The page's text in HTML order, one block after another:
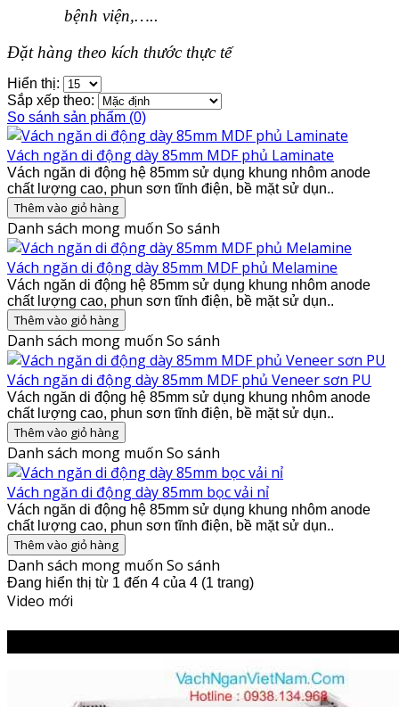
bệnh viện,…..
Đặt hàng theo kích thước thực tế
Hiển thị:
Sắp xếp theo:
So sánh sản phẩm (0)
Vách ngăn di động dày 85mm MDF phủ Laminate
Vách ngăn di động hệ 85mm sử dụng khung nhôm anode
chất lượng cao, phun sơn tĩnh điện, bề mặt sử dụn..
Thêm vào giỏ hàng
Danh sách mong muốn So sánh
Vách ngăn di động dày 85mm MDF phủ Melamine
Vách ngăn di động hệ 85mm sử dụng khung nhôm anode
chất lượng cao, phun sơn tĩnh điện, bề mặt sử dụn..
Thêm vào giỏ hàng
Danh sách mong muốn So sánh
Vách ngăn di động dày 85mm MDF phủ Veneer sơn PU
Vách ngăn di động hệ 85mm sử dụng khung nhôm anode
chất lượng cao, phun sơn tĩnh điện, bề mặt sử dụn..
Thêm vào giỏ hàng
Danh sách mong muốn So sánh
Vách ngăn di động dày 85mm bọc vải nỉ
Vách ngăn di động hệ 85mm sử dụng khung nhôm anode
chất lượng cao, phun sơn tĩnh điện, bề mặt sử dụn..
Thêm vào giỏ hàng
Danh sách mong muốn So sánh
Đang hiển thị từ 1 đến 4 của 4 (1 trang)
Video mới